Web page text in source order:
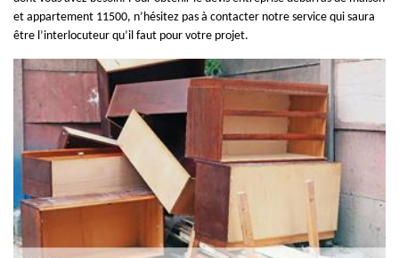
et appartement 11500, n’hésitez pas à contacter notre service qui saura
être l’interlocuteur qu’il faut pour votre projet.